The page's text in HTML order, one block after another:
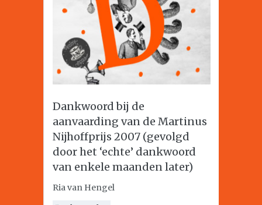
Dankwoord bij de
aanvaarding van de Martinus
Nijhoffprijs 2007 (gevolgd
door het ‘echte’ dankwoord
van enkele maanden later)
Ria van Hengel